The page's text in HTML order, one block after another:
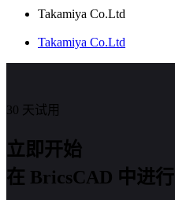
Takamiya Co.Ltd
Takamiya Co.Ltd
30 天试用
立即开始
在 BricsCAD 中进行